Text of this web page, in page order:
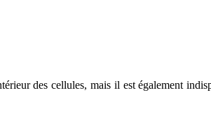
des cellules, mais il est également